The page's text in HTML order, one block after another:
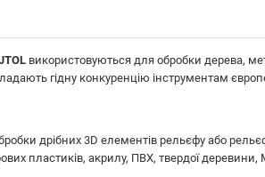
використовуються для обробки дерева,
гідну конкуренцію інструментам
дрібних 3D елементів рельєфу або
пластиків, акрилу, ПВХ, твердої деревини,